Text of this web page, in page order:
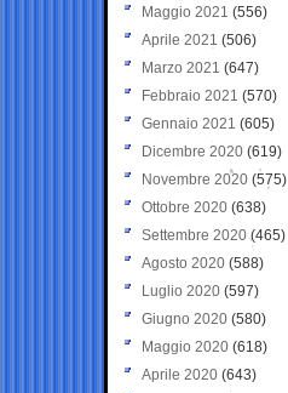
Maggio 2021 (556)
Aprile 2021 (506)
Marzo 2021 (647)
Febbraio 2021 (570)
Gennaio 2021 (605)
Dicembre 2020 (619)
Novembre 2020 (575)
Ottobre 2020 (638)
Settembre 2020(465)
Agosto 2020 (588)
Luglio 2020 (597)
Giugno 2020 (580)
Maggio 2020 (618)
Aprile 2020 (643)